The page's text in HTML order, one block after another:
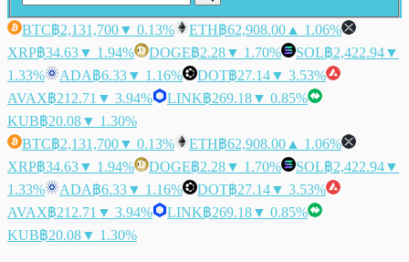
BTC฿2,131,700▼ 0.13% ETH฿62,908.00 ▲ 1.06%
XRP฿34.63▼ 1.94% DOGE฿2.28▼ 1.70% SOL฿2,422.94▼
1.33%
ADA฿6.33▼ 1.16% DOT฿27.14▼ 3.53%
AVAX฿212.71 ▼ 3.94% LINK฿269.18▼ 0.85%
KUB฿20.08▼ 1.30%
BTC฿2,131,700▼ 0.13% ETH฿62,908.00 ▲ 1.06%
XRP฿34.63▼ 1.94% DOGE฿2.28▼ 1.70% SOL฿2,422.94▼
1.33%
ADA฿6.33▼ 1.16% DOT฿27.14▼ 3.53%
AVAX฿212.71 ▼ 3.94% LINK฿269.18▼ 0.85%
KUB฿20.08▼ 1.30%